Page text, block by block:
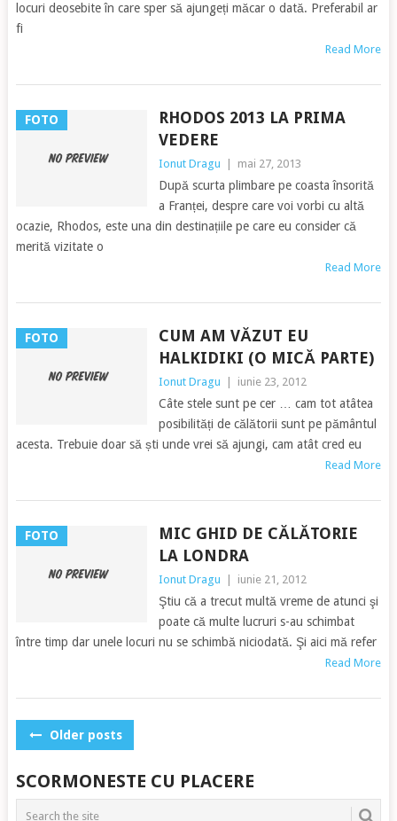
locuri deosebite în care sper să ajungeți măcar o dată. Preferabil ar
fi
Read More
FOTO
RHODOS 2013 LA PRIMA
VEDERE
Ionut Dragu mai 27, 2013
După scurta plimbare pe coasta însorită
a Franței, despre care voi vorbi cu altă
ocazie, Rhodos, este una din destinațiile pe care eu consider că
merită vizitate o
Read More
FOTO
CUM AM VĂZUT EU
HALKIDIKI (O MICĂ PARTE)
Ionut Dragu iunie 23, 2012
Câte stele sunt pe cer … cam tot atâtea
posibilități de călătorii sunt pe pământul
acesta. Trebuie doar să ști unde vrei să ajungi, cam atât cred eu
Read More
FOTO
MIC GHID DE CĂLĂTORIE
LA LONDRA
Ionut Dragu iunie 21, 2012
Ştiu că a trecut multă vreme de atunci şi
poate că multe lucruri s-au schimbat
între timp dar unele locuri nu se schimbă niciodată. Şi aici mă refer
Read More
POSTS
Older posts
SCORMONESTE CU PLACERE